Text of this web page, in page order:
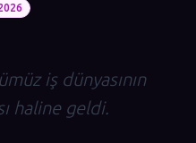
iş dünyasının
haline geldi.